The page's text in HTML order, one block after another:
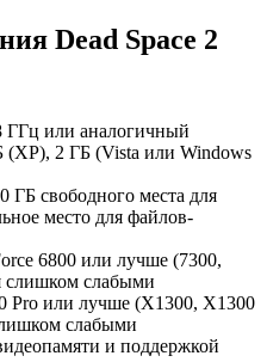
Dead Space 2
ГГц или аналогичный
(XP), 2 ГБ (Vista или Windows
ГБ свободного места для
место для файлов-
6800 или лучше (7300,
слишком слабыми
Pro или лучше (X1300, X1300
слабыми
и поддержкой